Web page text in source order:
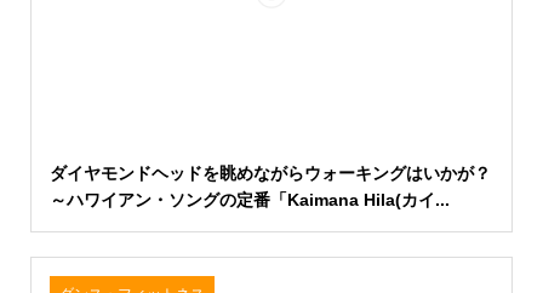
ダイヤモンドヘッドを眺めながらウォーキングはいかが？
～ハワイアン・ソングの定番「Kaimana Hila(カイ...